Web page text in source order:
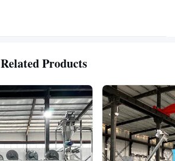
Related Products